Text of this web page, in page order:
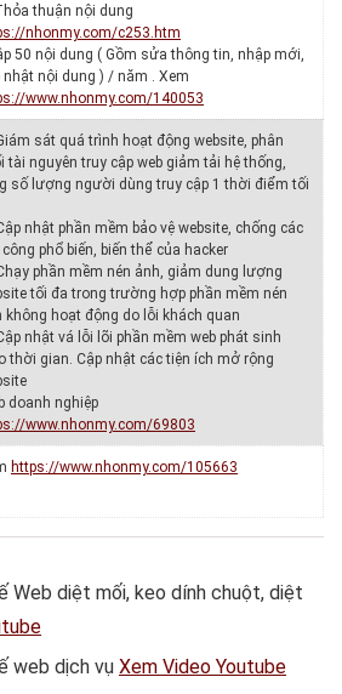
thuận nội dung
nhonmy.com/c253.htm
50 nội dung ( Gồm sửa thông tin, nhập mới,
nhật nội dung ) / năm . Xem
www.nhonmy.com/140053
sát quá trình hoạt động website, phân
tài nguyên truy cập web giảm tải hệ thống,
số lượng người dùng truy cập 1 thời điểm tối
nhật phần mềm bảo vệ website, chống các
phổ biến, biến thể của hacker
phần mềm nén ảnh, giảm dung lượng
tối đa trong trường hợp phần mềm nén
không hoạt động do lỗi khách quan
nhật vá lỗi lõi phần mềm web phát sinh
thời gian. Cập nhật các tiện ích mở rộng
doanh nghiệp
www.nhonmy.com/69803
https://www.nhonmy.com/105663
Web diệt mối, keo dính chuột, diệt
web dịch vụ Xem Video Youtube